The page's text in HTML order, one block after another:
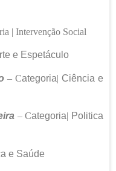
| Intervenção Social
e Espetáculo
– Categoria| Ciência e
– Categoria| Politica
e Saúde